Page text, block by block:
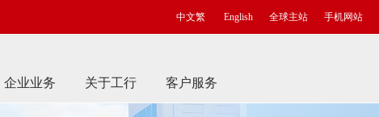
中文繁 English 全球主站 手机网站
企业业务 关于工行 客户服务